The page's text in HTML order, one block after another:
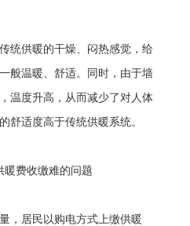
统供暖的干燥、闷热感觉，给
般温暖、舒适。同时，由于墙
温度升高，从而减少了对人体
舒适度高于传统供暖系统。
暖费收缴难的问题
，居民以购电方式上缴供暖